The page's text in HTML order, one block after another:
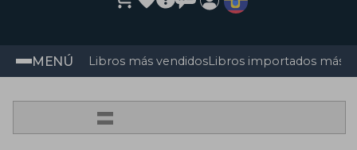
MENÚ Libros más vendidosLibros importados más
=